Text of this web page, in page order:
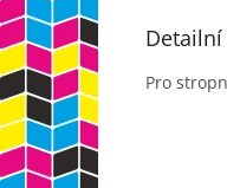
Pro